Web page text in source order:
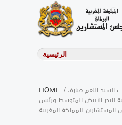
HOME / قمة المستقبل ـ خطاب السيد النعم ميارة،
للبحر الأبيض المتوسط ورئيس
للمملكة المغربية